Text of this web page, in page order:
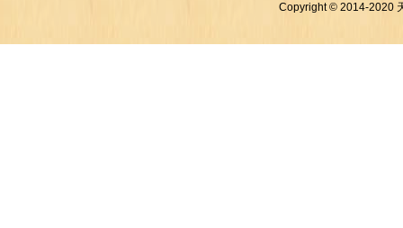
Copyright © 2014-2020